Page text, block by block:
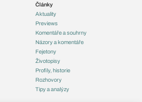
Články
Aktuality
Previews
Komentáře a souhrny
Názory a komentáře
Fejetony
Životopisy
Profily, historie
Rozhovory
Tipy a analýzy